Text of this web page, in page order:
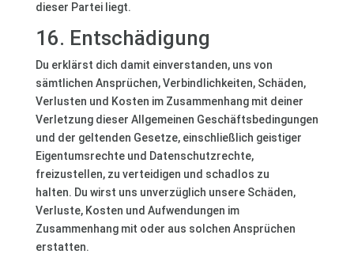
dieser Partei liegt.
16. Entschädigung
Du erklärst dich damit einverstanden, uns von
sämtlichen Ansprüchen, Verbindlichkeiten, Schäden,
Verlusten und Kosten im Zusammenhang mit deiner
Verletzung dieser Allgemeinen Geschäftsbedingungen
und der geltenden Gesetze, einschließlich geistiger
Eigentumsrechte und Datenschutzrechte,
freizustellen, zu verteidigen und schadlos zu
halten. Du wirst uns unverzüglich unsere Schäden,
Verluste, Kosten und Aufwendungen im
Zusammenhang mit oder aus solchen Ansprüchen
erstatten.